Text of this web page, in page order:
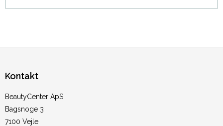
Kontakt
BeautyCenter ApS
Bagsnoge 3
7100 Vejle